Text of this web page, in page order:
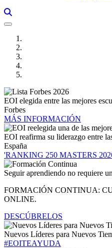
EOI elegida entre las mejores
Forbes
MÁS INFORMACIÓN
EOI reafirma su liderazgo entre
España
'RANKING 250 MASTERS
Seguir aprendiendo no requiere
FORMACIÓN CONTINUA:
ONLINE.
DESCÚBRELOS
Nuevos Líderes para Nuevos
#EOITEAYUDA